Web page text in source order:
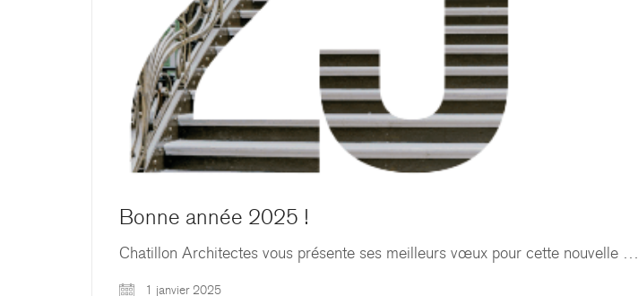
Bonne année 2025 !
Chatillon Architectes vous présente ses meilleurs vœux pour cette nouvelle …
1 janvier 2025